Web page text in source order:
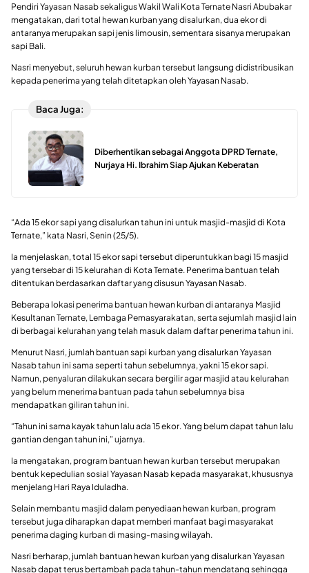
Pendiri Yayasan Nasab sekaligus Wakil Wali Kota Ternate Nasri Abubakar
mengatakan, dari total hewan kurban yang disalurkan, dua ekor di
antaranya merupakan sapi jenis limousin, sementara sisanya merupakan
sapi Bali.
Nasri menyebut, seluruh hewan kurban tersebut langsung didistribusikan
kepada penerima yang telah ditetapkan oleh Yayasan Nasab.
Baca Juga:
Diberhentikan sebagai Anggota DPRD Ternate,
Nurjaya Hi. Ibrahim Siap Ajukan Keberatan
“Ada 15 ekor sapi yang disalurkan tahun ini untuk masjid-masjid di Kota
Ternate,” kata Nasri, Senin (25/5).
Ia menjelaskan, total 15 ekor sapi tersebut diperuntukkan bagi 15 masjid
yang tersebar di 15 kelurahan di Kota Ternate. Penerima bantuan telah
ditentukan berdasarkan daftar yang disusun Yayasan Nasab.
Beberapa lokasi penerima bantuan hewan kurban di antaranya Masjid
Kesultanan Ternate, Lembaga Pemasyarakatan, serta sejumlah masjid lain
di berbagai kelurahan yang telah masuk dalam daftar penerima tahun ini.
Menurut Nasri, jumlah bantuan sapi kurban yang disalurkan Yayasan
Nasab tahun ini sama seperti tahun sebelumnya, yakni 15 ekor sapi.
Namun, penyaluran dilakukan secara bergilir agar masjid atau kelurahan
yang belum menerima bantuan pada tahun sebelumnya bisa
mendapatkan giliran tahun ini.
“Tahun ini sama kayak tahun lalu ada 15 ekor. Yang belum dapat tahun lalu
gantian dengan tahun ini,” ujarnya.
Ia mengatakan, program bantuan hewan kurban tersebut merupakan
bentuk kepedulian sosial Yayasan Nasab kepada masyarakat, khususnya
menjelang Hari Raya Iduladha.
Selain membantu masjid dalam penyediaan hewan kurban, program
tersebut juga diharapkan dapat memberi manfaat bagi masyarakat
penerima daging kurban di masing-masing wilayah.
Nasri berharap, jumlah bantuan hewan kurban yang disalurkan Yayasan
Nasab dapat terus bertambah pada tahun-tahun mendatang sehingga